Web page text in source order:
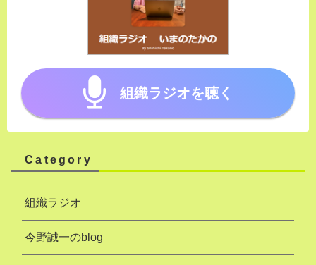
組織ラジオを聴く
Category
組織ラジオ
今野誠一のblog